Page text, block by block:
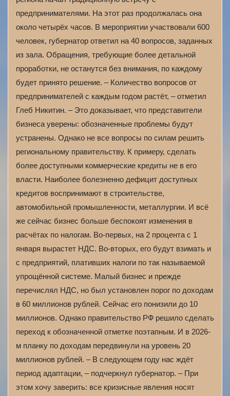
предпринимателями. На этот раз продолжалась она
около четырёх часов. В мероприятии участвовали 600
человек, губернатор ответил на 40 вопросов, заданных
из зала. Обращения, требующие более детальной
проработки, не останутся без внимания, по каждому
будет принято решение. – Количество вопросов от
предпринимателей с каждым годом растёт, – отметил
Глеб Никитин. – Это доказывает, что представители
бизнеса уверены: обозначенные проблемы будут
устранены. Однако не все вопросы по силам решить
региональному правительству. К примеру, сделать
более доступными коммерческие кредиты не в его
власти. Наиболее болезненно дефицит доступных
кредитов воспринимают в строительстве,
автомобильной промышленности, металлургии. И всё
же сейчас бизнес больше беспокоят изменения в
расчётах по налогам. Во-первых, на 2 процента с 1
января вырастет НДС. Во-вторых, его будут взимать и
с предприятий, плативших налоги по так называемой
упрощённой системе. Малый бизнес и прежде
перечислял НДС, но был установлен порог по доходам
в 60 миллионов рублей. Сейчас его понизили до 10
миллионов. Однако правительство РФ решило сделать
переход к обозначенной отметке поэтапным. И в 2026-
м планку по доходам передвинули на уровень 20
миллионов рублей. – В следующем году нас ждёт
период адаптации, – подчеркнул губернатор. – При
этом хочу заверить: все кризисные явления носят